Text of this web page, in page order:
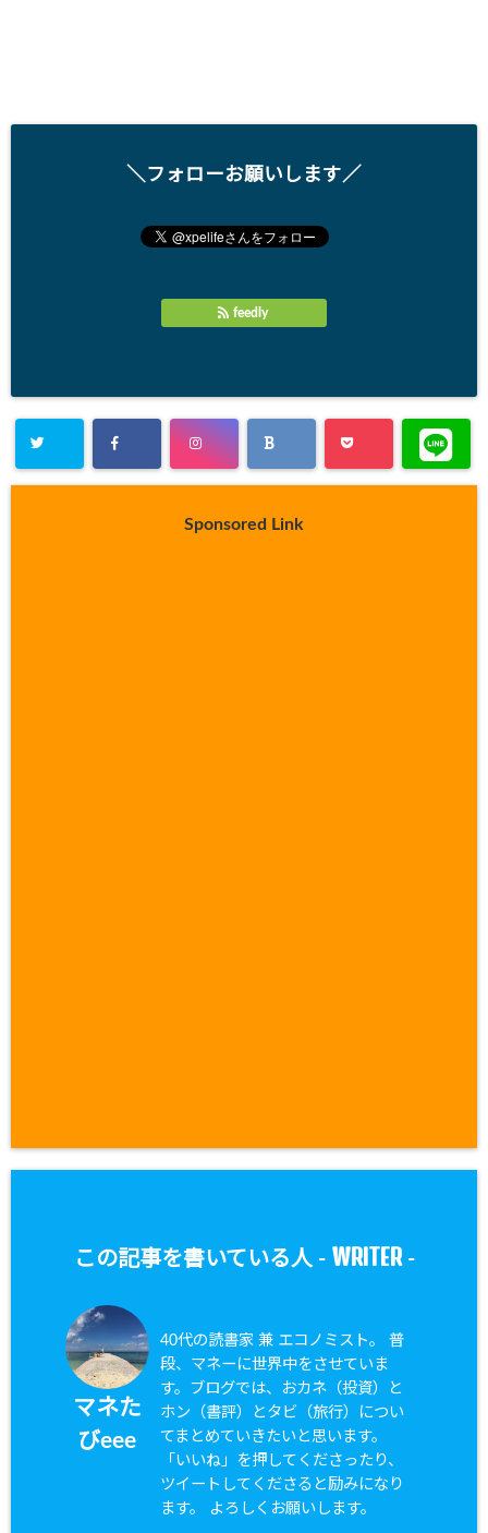
＼フォローお願いします／
feedly
Sponsored Link
この記事を書いている人 - WRITER-
マネた
びeee
40代の読書家 兼 エコノミスト。 普
段、マネーに世界中をさせていま
す。ブログでは、おカネ（投資）と
ホン（書評）とタビ（旅行）につい
てまとめていきたいと思います。
「いいね」を押してくださったり、
ツイートしてくださると励みになり
ます。 よろしくお願いします。